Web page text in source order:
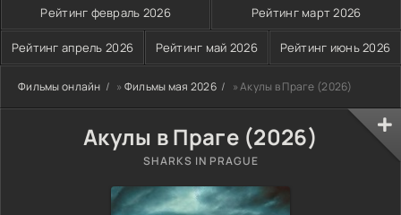
Рейтинг февраль 2026 Рейтинг март 2026
Рейтинг апрель 2026 Рейтинг май 2026 Рейтинг июнь 2026
Фильмы онлайн » Фильмы мая 2026 » Акулы в Праге (2026)
Акулы в Праге (2026)
SHARKS IN PRAGUE